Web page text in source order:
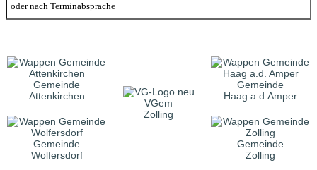
oder nach Terminabsprache
Gemeinde
Attenkirchen
VGem
Zolling
Gemeinde
Haag a.d.Amper
Gemeinde
Wolfersdorf
Gemeinde
Zolling